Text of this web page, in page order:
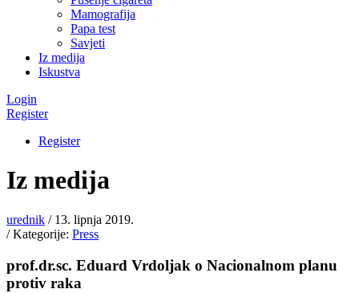
Mamografija
Papa test
Savjeti
Iz medija
Iskustva
Login
Register
Register
Iz medija
urednik / 13. lipnja 2019.
/ Kategorije: Press
prof.dr.sc. Eduard Vrdoljak o Nacionalnom planu
protiv raka